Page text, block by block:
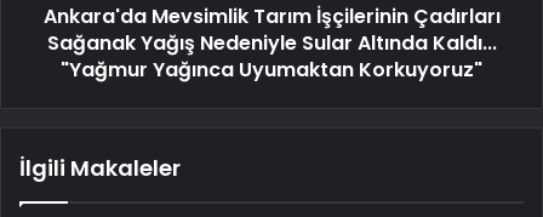
Ankara'da Mevsimlik Tarım İşçilerinin Çadırları
Sağanak Yağış Nedeniyle Sular Altında Kaldı...
"Yağmur Yağınca Uyumaktan Korkuyoruz"
İlgili Makaleler